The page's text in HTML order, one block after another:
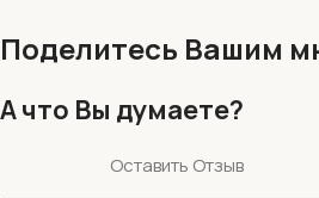
Поделитесь Вашим
А что Вы думаете?
Оставить Отзыв